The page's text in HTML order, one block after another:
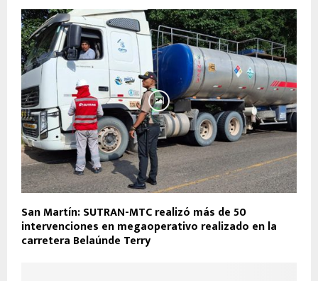
San Martín: SUTRAN-MTC realizó más de 50
intervenciones en megaoperativo realizado en la
carretera Belaúnde Terry